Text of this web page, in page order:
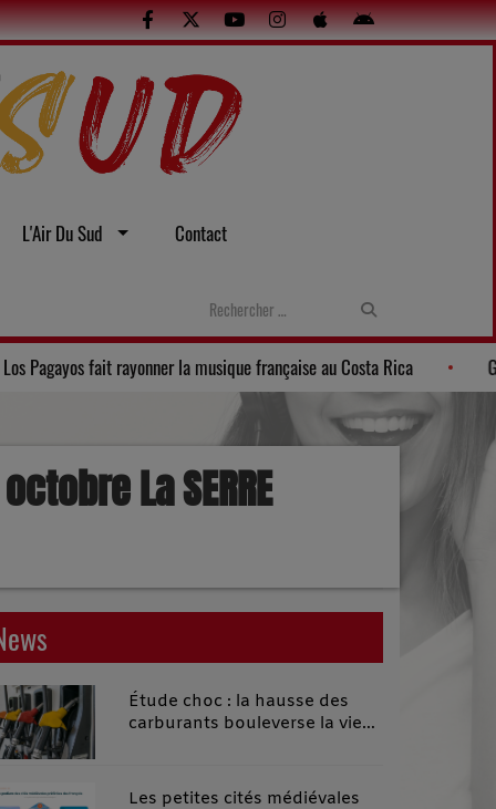
L'Air Du Sud Contact
tout l’été La Banda Los Pagayos fait rayonner la musique
La SERRE
Étude choc : la hausse des
carburants bouleverse la vie
Les petites cités médiévales